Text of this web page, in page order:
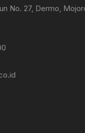
No. 27, Dermo,